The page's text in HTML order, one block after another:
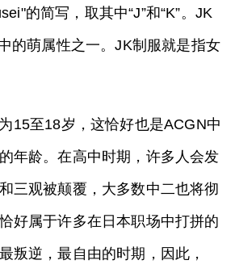
的简写，取其中“J”和“K”。JK
的萌属性之一。JK制服就是指女
15至18岁，这恰好也是ACGN中
年龄。在高中时期，许多人会发
三观被颠覆，大多数中二也将彻
好属于许多在日本职场中打拼的
叛逆，最自由的时期，因此，